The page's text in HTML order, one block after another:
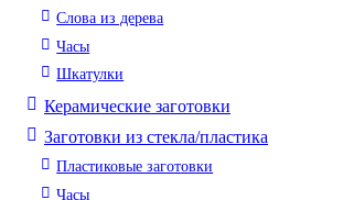
Слова из дерева
Часы
Шкатулки
Керамические заготовки
Заготовки из стекла/пластика
Пластиковые заготовки
Часы